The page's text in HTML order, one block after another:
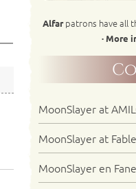
Alfarpatrons have all
· More
MoonSlayer at
MoonSlayer at
MoonSlayer en